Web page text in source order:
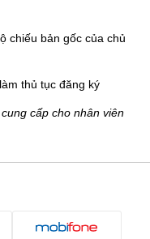
chiếu bản gốc của chủ
thủ tục đăng ký
cấp cho nhân viên